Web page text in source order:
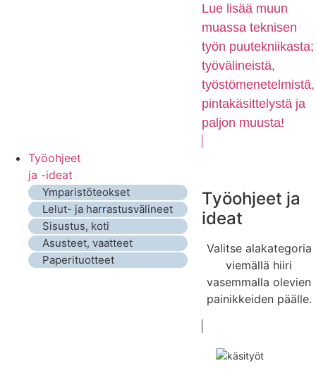
Lue lisää muun
muassa teknisen
työn puutekniikasta;
työvälineistä,
työstömenetelmistä,
pintakäsittelystä ja
paljon muusta!
Työohjeet
ja -ideat
Ymparistöteokset
Lelut- ja harrastusvälineet
Sisustus, koti
Asusteet, vaatteet
Paperituotteet
Työohjeet ja
ideat
Valitse alakategoria
viemällä hiiri
vasemmalla olevien
painikkeiden päälle.